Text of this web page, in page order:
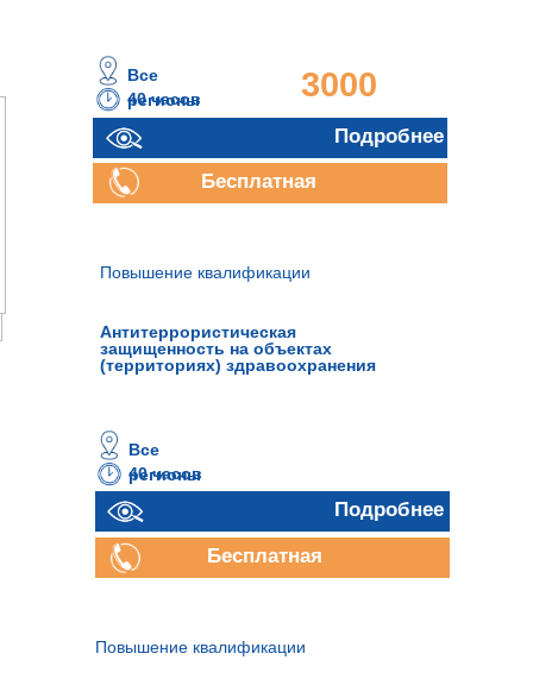
40 часов
Антитеррористическая
защищенность на объектах
(территориях) здравоохранения
3000
руб.
Бесплатная
Все
регионы
Повышение квалификации
40 часов
Все
регионы
Подробнее
Бесплатная
Повышение квалификации
Подробнее